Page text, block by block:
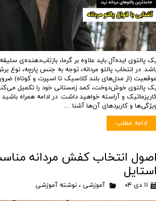
پالتوی ایده‌آل باید علاوه بر گرما، بازتاب‌دهنده‌ی
در انتخاب پالتو مردانه، توجه به جنس پارچه، نوع
(از مدل‌های بلند کلاسیک تا اسپرت و کوتاه)
پالتوی خوش‌دوخت، کمد زمستانی خود را تکمیل
و آراسته خواهید داشت. در ادامه همراه باشید تا
و کاربردهای آن‌ها آشنا …
ادامه مطلب
انتخاب کفش مردانه
۱۱ دی ۰۴ آموزشی ،نوشته آموزشی